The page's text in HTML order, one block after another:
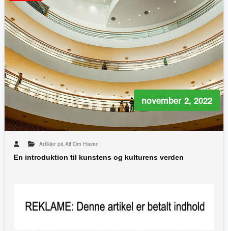
november 2, 2022
Artikler på Alt Om Haven
En introduktion til kunstens og kulturens verden